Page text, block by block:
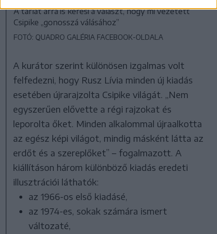
A tárlat arra is keresi a választ, hogy mi vezetett
Csipike „gonosszá válásához”
FOTÓ: QUADRO GALÉRIA FACEBOOK-OLDALA
A kurátor szerint különösen izgalmas volt
felfedezni, hogy Rusz Lívia minden új kiadás
esetében újrarajzolta Csipike világát. „Nem
egyszerűen elővette a régi rajzokat és
leporolta őket. Minden alkalommal újraalkotta
az egész képi világot, mindig másként látta az
erdőt és a szereplőket” – fogalmazott. A
kiállításon három különböző kiadás eredeti
illusztrációi láthatók:
az 1966-os első kiadásé,
az 1974-es, sokak számára ismert
változaté,